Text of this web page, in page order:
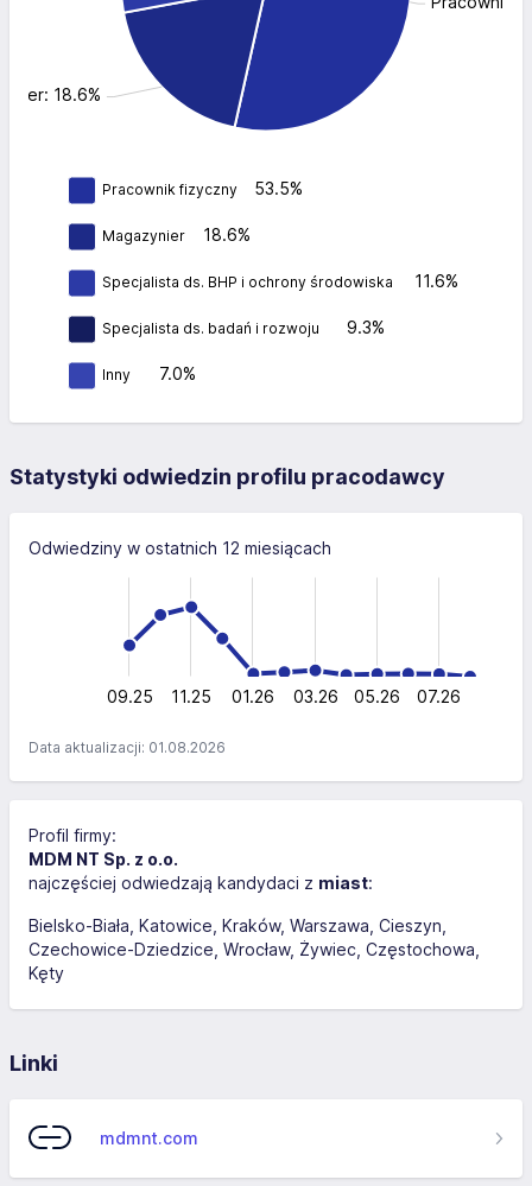
18.6%
Pracownik fizyczny 53.5%
Magazynier 18.6%
Specjalista ds. BHP i ochrony środowiska 11.6%
Specjalista ds. badań i rozwoju 9.3%
Inny 7.0%
Statystyki odwiedzin profilu pracodawcy
Odwiedziny w ostatnich 12 miesiącach
L
09.25 11.25 01.26 03.26 05.26 07.26
Data aktualizacji: 01.08.2026
Profil firmy:
MDM NT Sp. z o.o.
najczęściej odwiedzają kandydaci z miast:
Bielsko-Biała Katowice Kraków Warszawa Cieszyn
Czechowice-Dziedzice Wrocław Żywiec Częstochowa
Kęty
Linki
mdmnt.com